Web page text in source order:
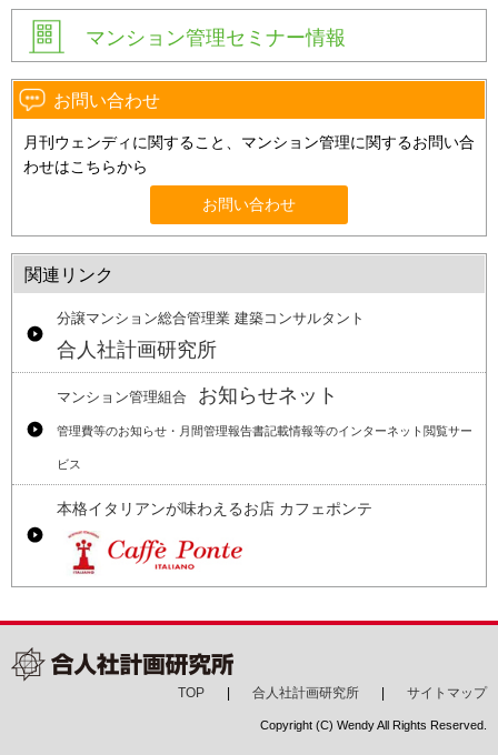
マンション管理セミナー情報
お問い合わせ
月刊ウェンディに関すること、マンション管理に関するお問い合
わせはこちらから
お問い合わせ
関連リンク
分譲マンション総合管理業 建築コンサルタント
合人社計画研究所
マンション管理組合 お知らせネット
管理費等のお知らせ・月間管理報告書記載情報等のインターネット閲覧サー
ビス
本格イタリアンが味わえるお店 カフェポンテ
TOP 合人社計画研究所 サイトマップ
Copyright (C) Wendy All Rights Reserved.